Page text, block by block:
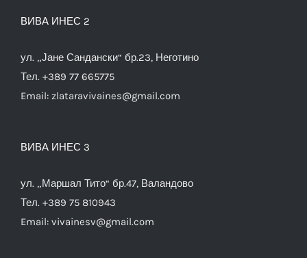
ВИВА ИНЕС 2
ул. „Јане Сандански“ бр.23, Неготино
Тел. +389 77 665775
Email: zlataravivaines@gmail.com
ВИВА ИНЕС 3
ул. „Маршал Тито“ бр.47, Валандово
Тел. +389 75 810943
Email: vivainesv@gmail.com